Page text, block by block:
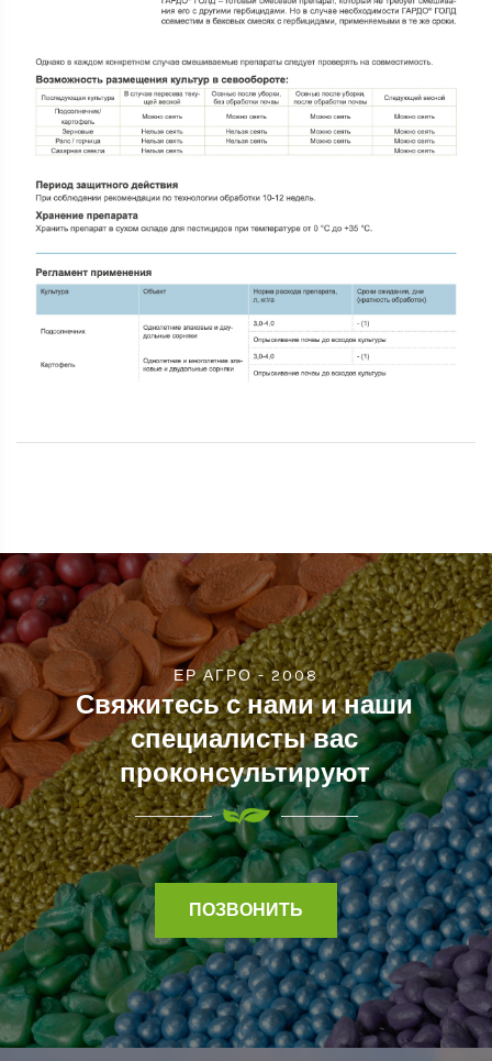
ЕР АГРО - 2008
Свяжитесь с нами и наши
специалисты вас
проконсультируют
ПОЗВОНИТЬ